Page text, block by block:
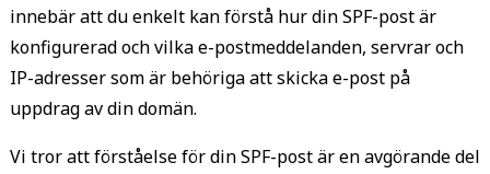
innebär att du enkelt kan förstå hur din SPF-post är
konfigurerad och vilka e-postmeddelanden, servrar och
IP-adresser som är behöriga att skicka e-post på
uppdrag av din domän.
Vi tror att förståelse för din SPF-post är en avgörande del